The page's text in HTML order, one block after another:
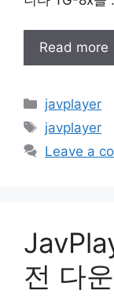
Read more
Categories
javplayer
Tags
javplayer
Leave a
전 다